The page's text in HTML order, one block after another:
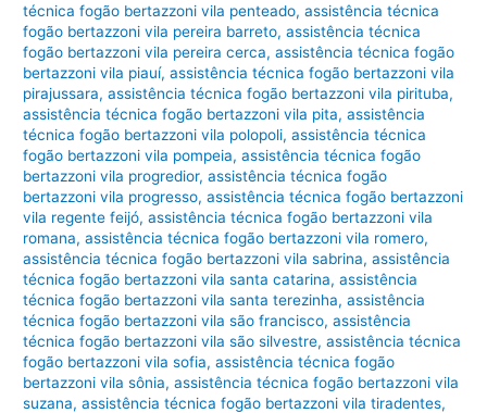
técnica fogão bertazzoni vila penteado,assistência técnica
fogão bertazzoni vila pereira barreto,assistência técnica
fogão bertazzoni vila pereira cerca,assistência técnica fogão
bertazzoni vila piauí,assistência técnica fogão bertazzoni vila
pirajussara,assistência técnica fogão bertazzoni vila pirituba,
assistência técnica fogão bertazzoni vila pita,assistência
técnica fogão bertazzoni vila polopoli,assistência técnica
fogão bertazzoni vila pompeia,assistência técnica fogão
bertazzoni vila progredior,assistência técnica fogão
bertazzoni vila progresso,assistência técnica fogão bertazzoni
vila regente feijó,assistência técnica fogão bertazzoni vila
romana,assistência técnica fogão bertazzoni vila romero,
assistência técnica fogão bertazzoni vila sabrina,assistência
técnica fogão bertazzoni vila santa catarina,assistência
técnica fogão bertazzoni vila santa terezinha,assistência
técnica fogão bertazzoni vila são francisco,assistência
técnica fogão bertazzoni vila são silvestre,assistência técnica
fogão bertazzoni vila sofia,assistência técnica fogão
bertazzoni vila sônia,assistência técnica fogão bertazzoni vila
suzana,assistência técnica fogão bertazzoni vila tiradentes,